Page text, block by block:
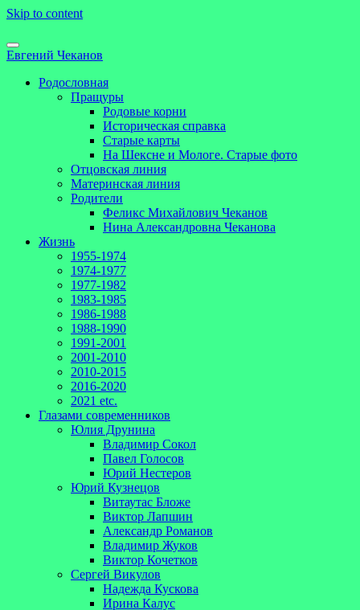
Skip to content
Евгений Чеканов
Родословная
Пращуры
Родовые корни
Историческая справка
Старые карты
На Шексне и Мологе. Старые фото
Отцовская линия
Материнская линия
Родители
Феликс Михайлович Чеканов
Нина Александровна Чеканова
Жизнь
1955-1974
1974-1977
1977-1982
1983-1985
1986-1988
1988-1990
1991-2001
2001-2010
2010-2015
2016-2020
2021 etc.
Глазами современников
Юлия Друнина
Владимир Сокол
Павел Голосов
Юрий Нестеров
Юрий Кузнецов
Витаутас Бложе
Виктор Лапшин
Александр Романов
Владимир Жуков
Виктор Кочетков
Сергей Викулов
Надежда Кускова
Ирина Калус